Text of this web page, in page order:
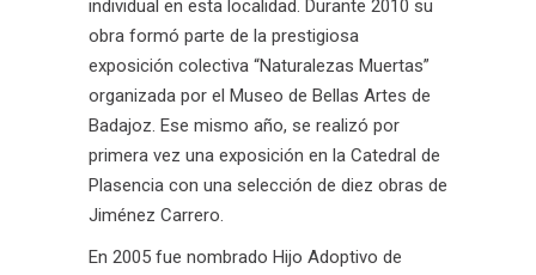
individual en esta localidad. Durante 2010 su
obra formó parte de la prestigiosa
exposición colectiva “Naturalezas Muertas”
organizada por el Museo de Bellas Artes de
Badajoz. Ese mismo año, se realizó por
primera vez una exposición en la Catedral de
Plasencia con una selección de diez obras de
Jiménez Carrero.
En 2005 fue nombrado Hijo Adoptivo de